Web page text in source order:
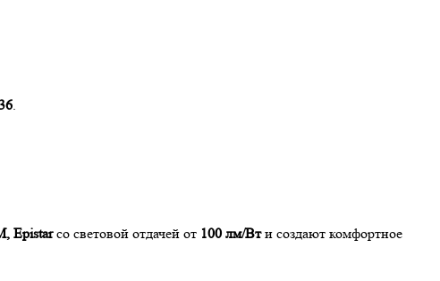
.
Epistarсо световой отдачей от 100 лм/Вти создают комфортное